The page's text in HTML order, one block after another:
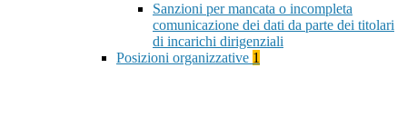
Sanzioni per mancata o incompleta
comunicazione dei dati da parte dei titolari
di incarichi dirigenziali
Posizioni organizzative 1